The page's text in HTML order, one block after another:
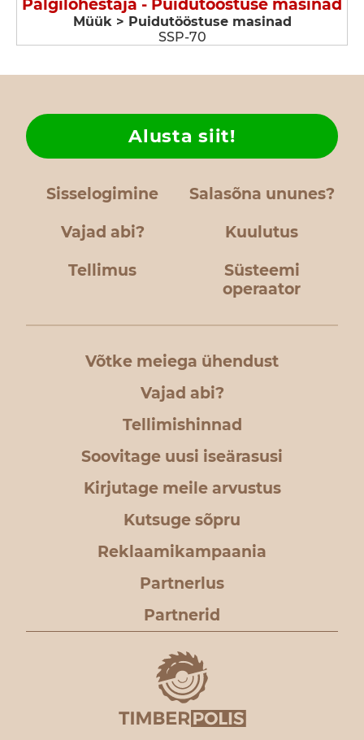
Palgilõhestaja - Puidutööstuse masinad
Müük > Puidutööstuse masinad
SSP-70
Sisselogimine Salasõna ununes?
Vajad abi?
Alusta siit!
Kuulutus
Tellimus
Süsteemi
operaator
Võtke meiega ühendust
Vajad abi?
Tellimishinnad
Soovitage uusi iseärasusi
Kirjutage meile arvustus
Kutsuge sõpru
Reklaamikampaania
Partnerlus
Partnerid